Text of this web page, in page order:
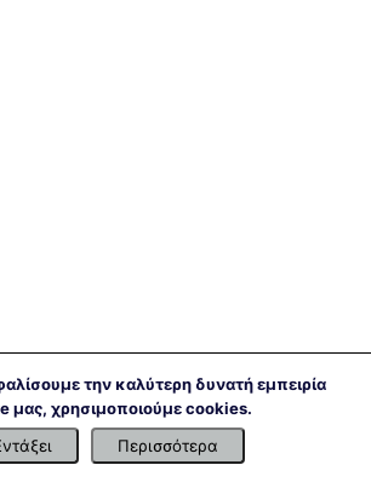
την καλύτερη δυνατή εμπειρία
μας, χρησιμοποιούμε cookies.
Περισσότερα